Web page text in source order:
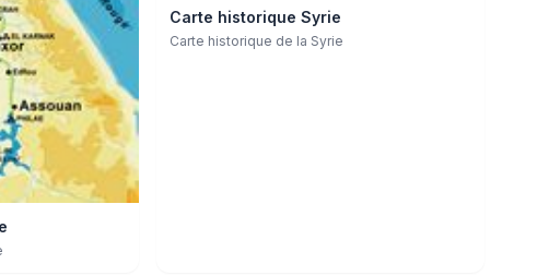
Carte historique Syrie
Carte historique de la Syrie